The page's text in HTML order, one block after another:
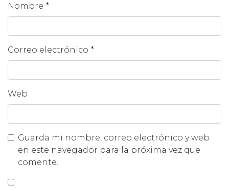
Nombre *
Correo electrónico *
Web
Guarda mi nombre, correo electrónico y web
en este navegador para la próxima vez que
comente.